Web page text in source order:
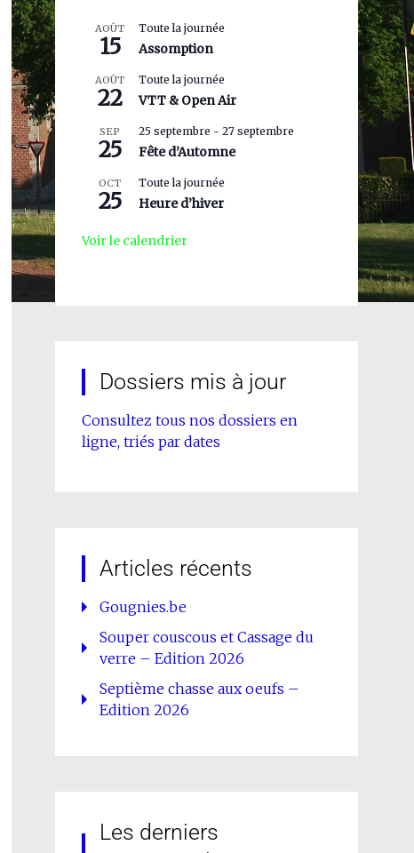
AOÛT
15
Toute la journée
Assomption
AOÛT
22
Toute la journée
VTT & Open Air
SEP
25
25 septembre - 27 septembre
Fête d’Automne
OCT
25
Toute la journée
Heure d’hiver
Voir le calendrier
Dossiers mis à jour
Consultez tous nos dossiers en
ligne, triés par dates
Articles récents
Gougnies.be
Souper couscous et Cassage du
verre – Edition 2026
Septième chasse aux oeufs –
Edition 2026
Les derniers